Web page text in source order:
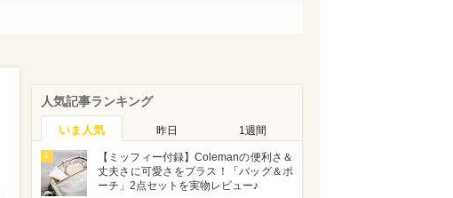
人気記事ランキング
いま人気 昨日 1週間
1
【ミッフィー付録】Colemanの便利さ＆
丈夫さに可愛さをプラス！「バッグ＆ポ
ーチ」2点セットを実物レビュー♪